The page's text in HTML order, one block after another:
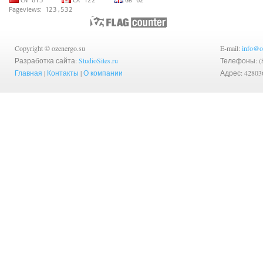
Copyright © ozenergo.su
Разработка сайта: StudioSites.ru
Главная | Контакты |О компании
E-mail:
Телефоны:
Адрес: